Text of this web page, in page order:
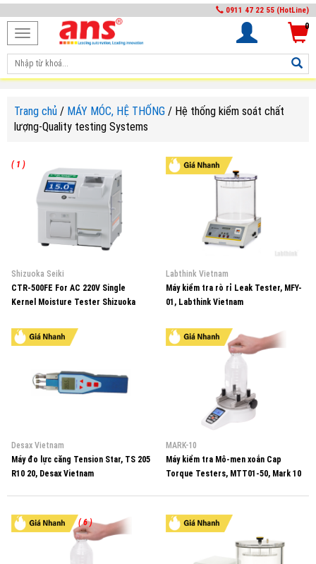
0911 47 22 55 (HotLine)
Toggle
navigation
0
Trang chủ / MÁY MÓC, HỆ THỐNG / Hệ thống kiểm soát chất
lượng-Quality testing Systems
( 1 )
Shizuoka Seiki
CTR-500FE For AC 220V Single
Kernel Moisture Tester Shizuoka
Labthink Vietnam
Máy kiểm tra rò rỉ Leak Tester, MFY-
01, Labthink Vietnam
Desax Vietnam
Máy đo lực căng Tension Star, TS 205
R10 20, Desax Vietnam
MARK-10
Máy kiểm tra Mô-men xoắn Cap
Torque Testers, MTT01-50, Mark 10
( 6 )